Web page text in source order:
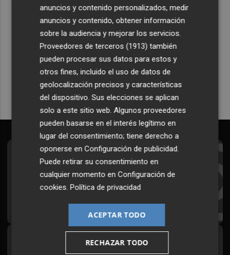
Recibe toda la actualidad de
Plaza Podcast en tu correo
Quiero suscribirme
Suscríbete al Boletín
Todos los días a primera hora en tu email
¡Quiero suscribirme!
Síguenos en redes
anuncios y contenido personalizados, medir
anuncios y contenido, obtener información
sobre la audiencia y mejorar los servicios.
Proveedores de terceros (1913) también
pueden procesar sus datos para estos y
otros fines, incluido el uso de datos de
geolocalización precisos y características
del dispositivo. Sus elecciones se aplican
solo a este sitio web. Algunos proveedores
pueden basarse en el interés legítimo en
lugar del consentimiento; tiene derecho a
oponerse enConfiguración de publicidad
Puede retirar su consentimiento en
cualquier momento enConfiguración de
cookies .Política de privacidad
ACEPTAR TODO
RECHAZAR TODO